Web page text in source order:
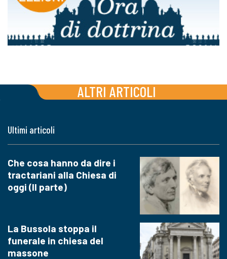
ALTRI ARTICOLI
Ultimi articoli
Che cosa hanno da dire i
tractariani alla Chiesa di
oggi (II parte)
La Bussola stoppa il
funerale in chiesa del
massone